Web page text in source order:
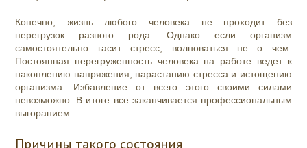
Конечно, жизнь любого человека не проходит без
перегрузок разного рода. Однако если организм
самостоятельно гасит стресс, волноваться не о чем.
Постоянная перегруженность человека на работе ведет к
накоплению напряжения, нарастанию стресса и истощению
организма. Избавление от всего этого своими силами
невозможно. В итоге все заканчивается профессиональным
выгоранием.
Причины такого состояния